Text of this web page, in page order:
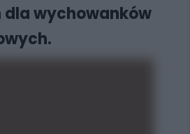
dla wychowanków